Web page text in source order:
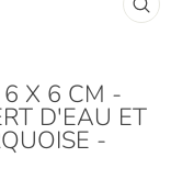
X 6 CM -
D'EAU ET
-